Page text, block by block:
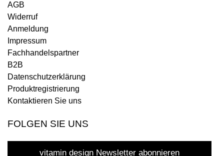
AGB
Widerruf
Anmeldung
Impressum
Fachhandelspartner
B2B
Datenschutzerklärung
Produktregistrierung
Kontaktieren Sie uns
FOLGEN SIE UNS
vitamin design Newsletter abonnieren